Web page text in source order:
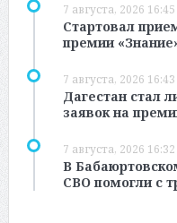
7 августа, 2026 16:45
Стартовал
премии
7 августа, 2026 16:43
Дагестан стал
заявок на
7 августа, 2026 16:32
В
СВО помогли с